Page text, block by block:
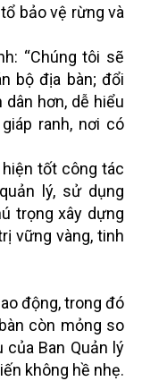
bảo vệ rừng và
“Chúng tôi sẽ
bộ địa bàn; đổi
hơn, dễ hiểu
ranh, nơi có
tốt công tác
lý, sử dụng
trọng xây dựng
vững vàng, tinh
động, trong đó
còn mỏng so
Ban Quản lý
không hề nhẹ.